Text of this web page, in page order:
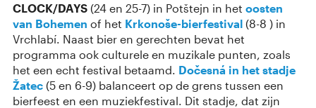
CLOCK/DAYS (24 en 25-7) in Potštejn in het oosten
van Bohemen of het Krkonoše-bierfestival (8-8 ) in
Vrchlabí. Naast bier en gerechten bevat het
programma ook culturele en muzikale punten, zoals
het een echt festival betaamd. Dočesná in het stadje
Žatec (5 en 6-9) balanceert op de grens tussen een
bierfeest en een muziekfestival. Dit stadje, dat zijn